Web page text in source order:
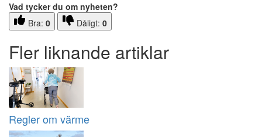
Vad tycker du om nyheten?
Bra: 0 Dåligt: 0
Fler liknande artiklar
Regler om värme